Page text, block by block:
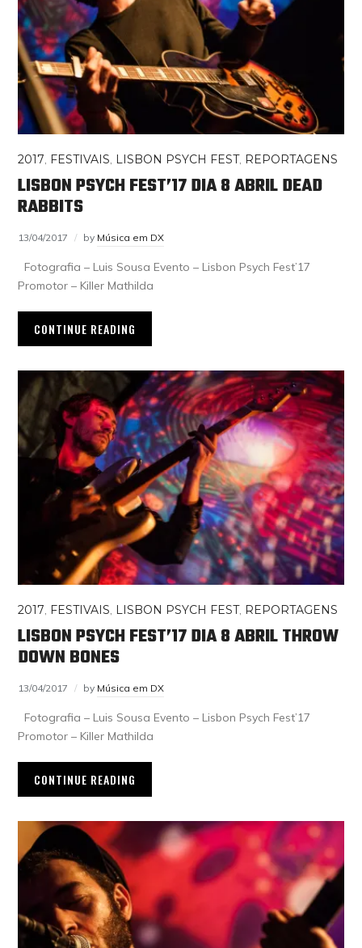
2017 FESTIVAIS LISBON PSYCH FEST, REPORTAGENS
LISBON PSYCH FEST’17 DIA 8 ABRIL DEAD
RABBITS
13/04/2017 by Música em DX
Fotografia – Luis Sousa Evento – Lisbon Psych Fest’17
Promotor – Killer Mathilda
CONTINUE READING
2017, FESTIVAIS, LISBON PSYCH FEST, REPORTAGENS
LISBON PSYCH FEST’17 DIA 8 ABRIL THROW
DOWN BONES
13/04/2017 by Música em DX
Fotografia – Luis Sousa Evento – Lisbon Psych Fest’17
Promotor – Killer Mathilda
CONTINUE READING